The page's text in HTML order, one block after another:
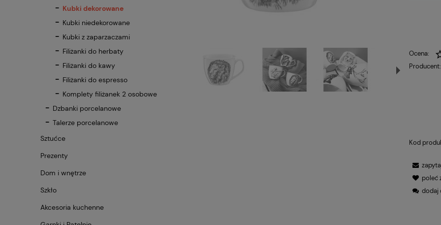
Kubki dekorowane
Kubki niedekorowane
Kubki z zaparzaczami
Filiżanki do herbaty
Filiżanki do kawy
Filiżanki do espresso
Komplety filiżanek 2 osobowe
Dzbanki porcelanowe
Talerze porcelanowe
Sztućce
Prezenty
Dom i wnętrze
Szkło
Akcesoria kuchenne
Ocena:
Producent:
Kod
poleć
dodaj